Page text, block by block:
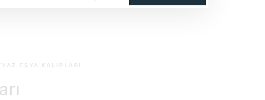
EŞYA KALIPLARI